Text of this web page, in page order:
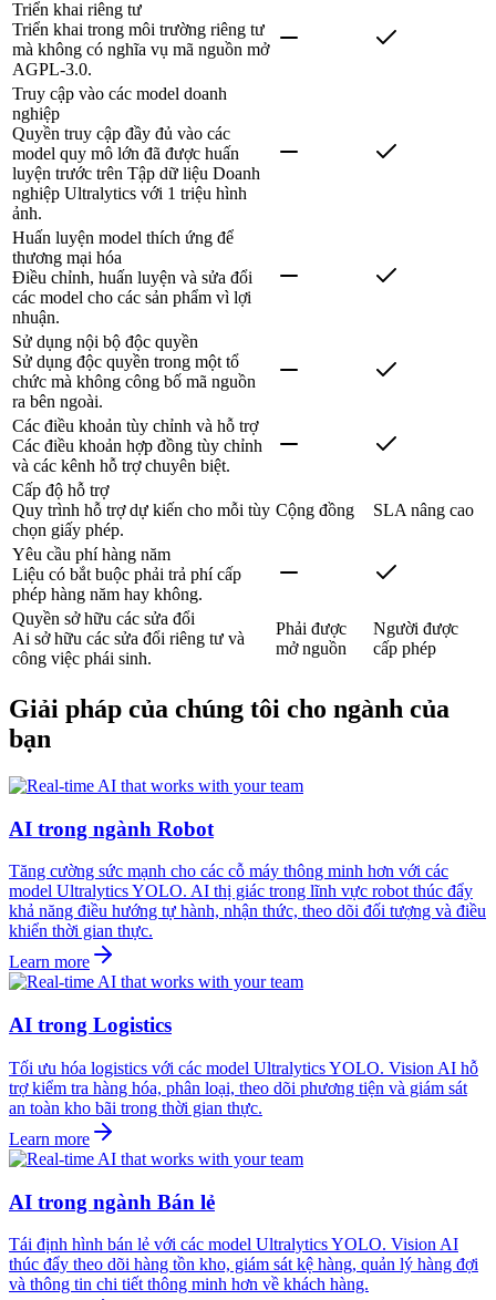
Triển khai riêng tư
Triển khai trong môi trường riêng tư
mà không có nghĩa vụ mã nguồn mở
AGPL-3.0.
Truy cập vào các model doanh
nghiệp
Quyền truy cập đầy đủ vào các
model quy mô lớn đã được huấn
luyện trước trên Tập dữ liệu Doanh
nghiệp Ultralytics với 1 triệu hình
ảnh.
Huấn luyện model thích ứng để
thương mại hóa
Điều chỉnh, huấn luyện và sửa đổi
các model cho các sản phẩm vì lợi
nhuận.
Sử dụng nội bộ độc quyền
Sử dụng độc quyền trong một tổ
chức mà không công bố mã nguồn
ra bên ngoài.
Các điều khoản tùy chỉnh và hỗ trợ
Các điều khoản hợp đồng tùy chỉnh
và các kênh hỗ trợ chuyên biệt.
Cấp độ hỗ trợ
Quy trình hỗ trợ dự kiến cho mỗi tùy
chọn giấy phép.
Cộng đồng SLA nâng cao
Yêu cầu phí hàng năm
Liệu có bắt buộc phải trả phí cấp
phép hàng năm hay không.
Quyền sở hữu các sửa đổi
Ai sở hữu các sửa đổi riêng tư và
công việc phái sinh.
Phải được
mở nguồn
Người được
cấp phép
Giải pháp của chúng tôi cho ngành của
bạn
AI trong ngành Robot
Tăng cường sức mạnh cho các cỗ máy thông minh hơn với các
model Ultralytics YOLO. AI thị giác trong lĩnh vực robot thúc đẩy
khả năng điều hướng tự hành, nhận thức, theo dõi đối tượng và điều
khiển thời gian thực.
Learn more
AI trong Logistics
Tối ưu hóa logistics với các model Ultralytics YOLO. Vision AI hỗ
trợ kiểm tra hàng hóa, phân loại, theo dõi phương tiện và giám sát
an toàn kho bãi trong thời gian thực.
Learn more
AI trong ngành Bán lẻ
Tái định hình bán lẻ với các model Ultralytics YOLO. Vision AI
thúc đẩy theo dõi hàng tồn kho, giám sát kệ hàng, quản lý hàng đợi
và thông tin chi tiết thông minh hơn về khách hàng.